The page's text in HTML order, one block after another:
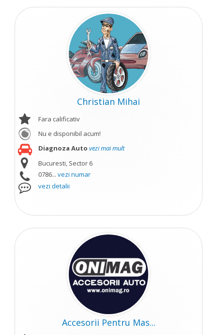
Christian Mihai
Fara calificativ
Nu e disponibil acum!
Diagnoza Auto vezi mai mult
Bucuresti, Sector 6
0786... vezi numar
vezi detalii
Accesorii Pentru Mas...